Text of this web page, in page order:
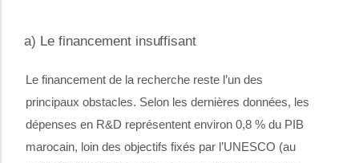
a) Le financement insuffisant
Le financement de la recherche reste l’un des
principaux obstacles. Selon les dernières données, les
dépenses en R&D représentent environ 0,8 % du PIB
marocain, loin des objectifs fixés par l’UNESCO (au